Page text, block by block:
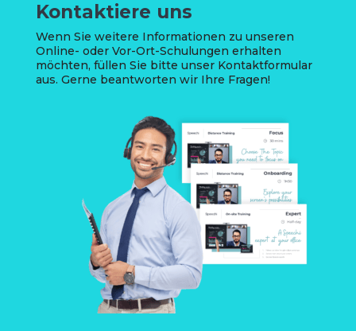
Kontaktiere uns
Wenn Sie weitere Informationen zu unseren
Online- oder Vor-Ort-Schulungen erhalten
möchten, füllen Sie bitte unser Kontaktformular
aus. Gerne beantworten wir Ihre Fragen!